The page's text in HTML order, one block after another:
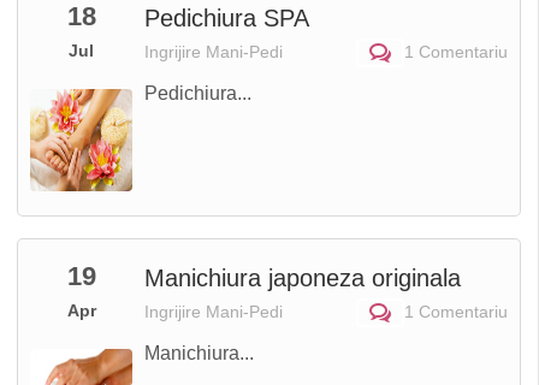
18
Jul
Pedichiura SPA
Ingrijire Mani-Pedi 1 Comentariu
Pedichiura...
19
Apr
Manichiura japoneza originala
Ingrijire Mani-Pedi 1 Comentariu
Manichiura...